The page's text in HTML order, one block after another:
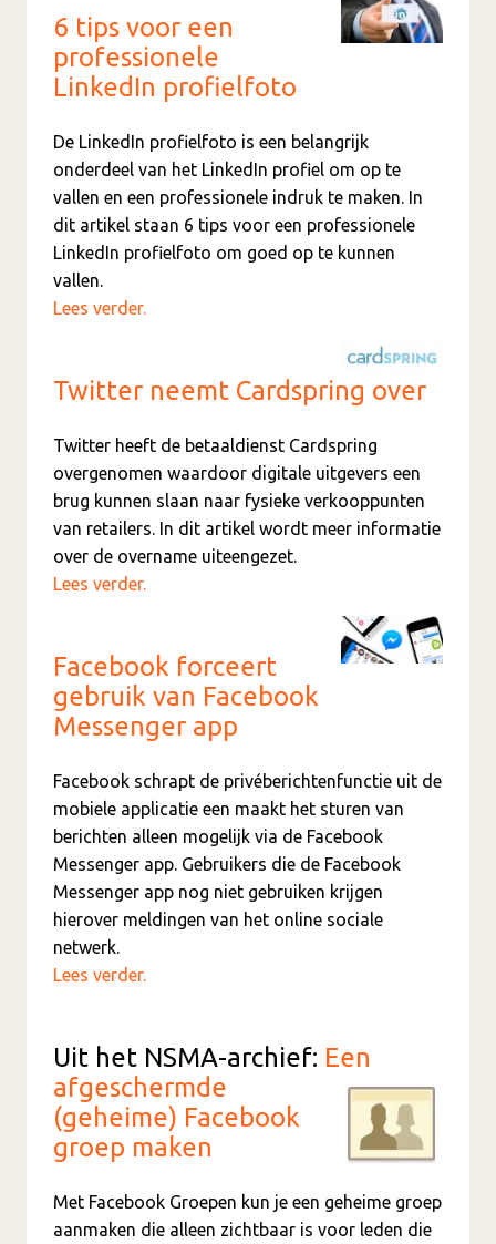
6 tips voor een
professionele
LinkedIn profielfoto
De LinkedIn profielfoto is een belangrijk
onderdeel van het LinkedIn profiel om op te
vallen en een professionele indruk te maken. In
dit artikel staan 6 tips voor een professionele
LinkedIn profielfoto om goed op te kunnen
vallen.
Lees verder.
Twitter neemt Cardspring over
Twitter heeft de betaaldienst Cardspring
overgenomen waardoor digitale uitgevers een
brug kunnen slaan naar fysieke verkooppunten
van retailers. In dit artikel wordt meer informatie
over de overname uiteengezet.
Lees verder.
Facebook forceert
gebruik van Facebook
Messenger app
Facebook schrapt de privéberichtenfunctie uit de
mobiele applicatie een maakt het sturen van
berichten alleen mogelijk via de Facebook
Messenger app. Gebruikers die de Facebook
Messenger app nog niet gebruiken krijgen
hierover meldingen van het online sociale
netwerk.
Lees verder.
Uit het NSMA-archief: Een
afgeschermde
(geheime) Facebook
groep maken
Met Facebook Groepen kun je een geheime groep
aanmaken die alleen zichtbaar is voor leden die